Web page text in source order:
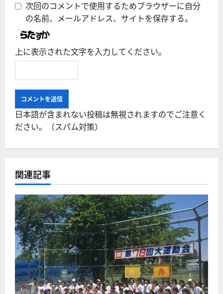
次回のコメントで使用するためブラウザーに自分
の名前、メールアドレス、サイトを保存する。
上に表示された文字を入力してください。
日本語が含まれない投稿は無視されますのでご注意く
ださい。（スパム対策）
関連記事